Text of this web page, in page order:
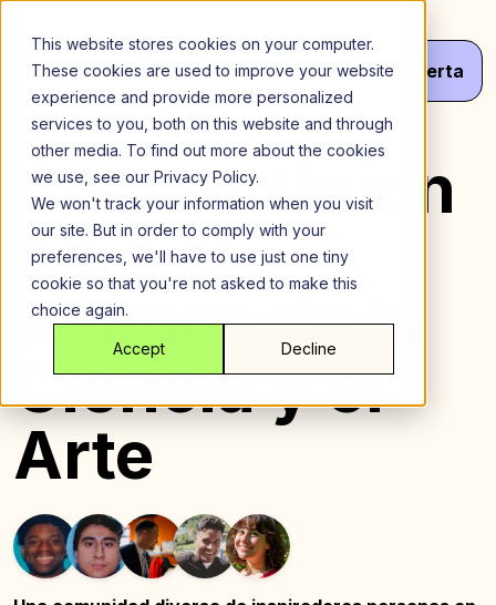
This website stores cookies on your computer.
These cookies are used to improve your website
experience and provide more personalized
services to you, both on this website and through
other media. To find out more about the cookies
we use, see our Privacy Policy.
We won't track your information when you visit
our site. But in order to comply with your
preferences, we'll have to use just one tiny
cookie so that you're not asked to make this
choice again.
Accept Decline
Saltar
contenido
Menú
¡HazTu Oferta
Cooper Union
para el
Avance de la
Ciencia y el
Arte